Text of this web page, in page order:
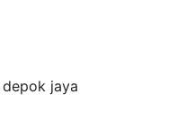
jaya